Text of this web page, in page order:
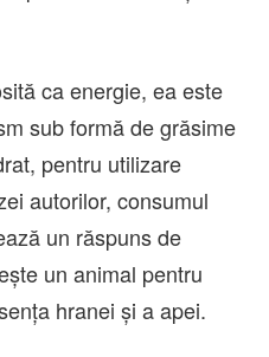
ca energie, ea este
sub formă de grăsime
pentru utilizare
autorilor, consumul
un răspuns de
un animal pentru
hranei și a apei.